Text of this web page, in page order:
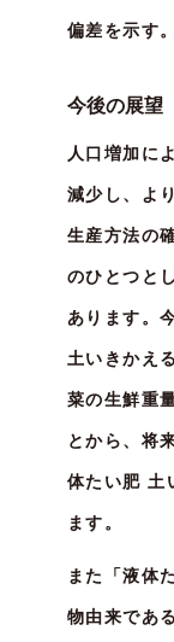
偏差を示す。
今後の展望
人口増加に
減少し、よ
生産方法の
のひとつと
あります。
土いきかえ
菜の生鮮重
とから、将
体たい肥 土
ます。
また「液体
物由来であ